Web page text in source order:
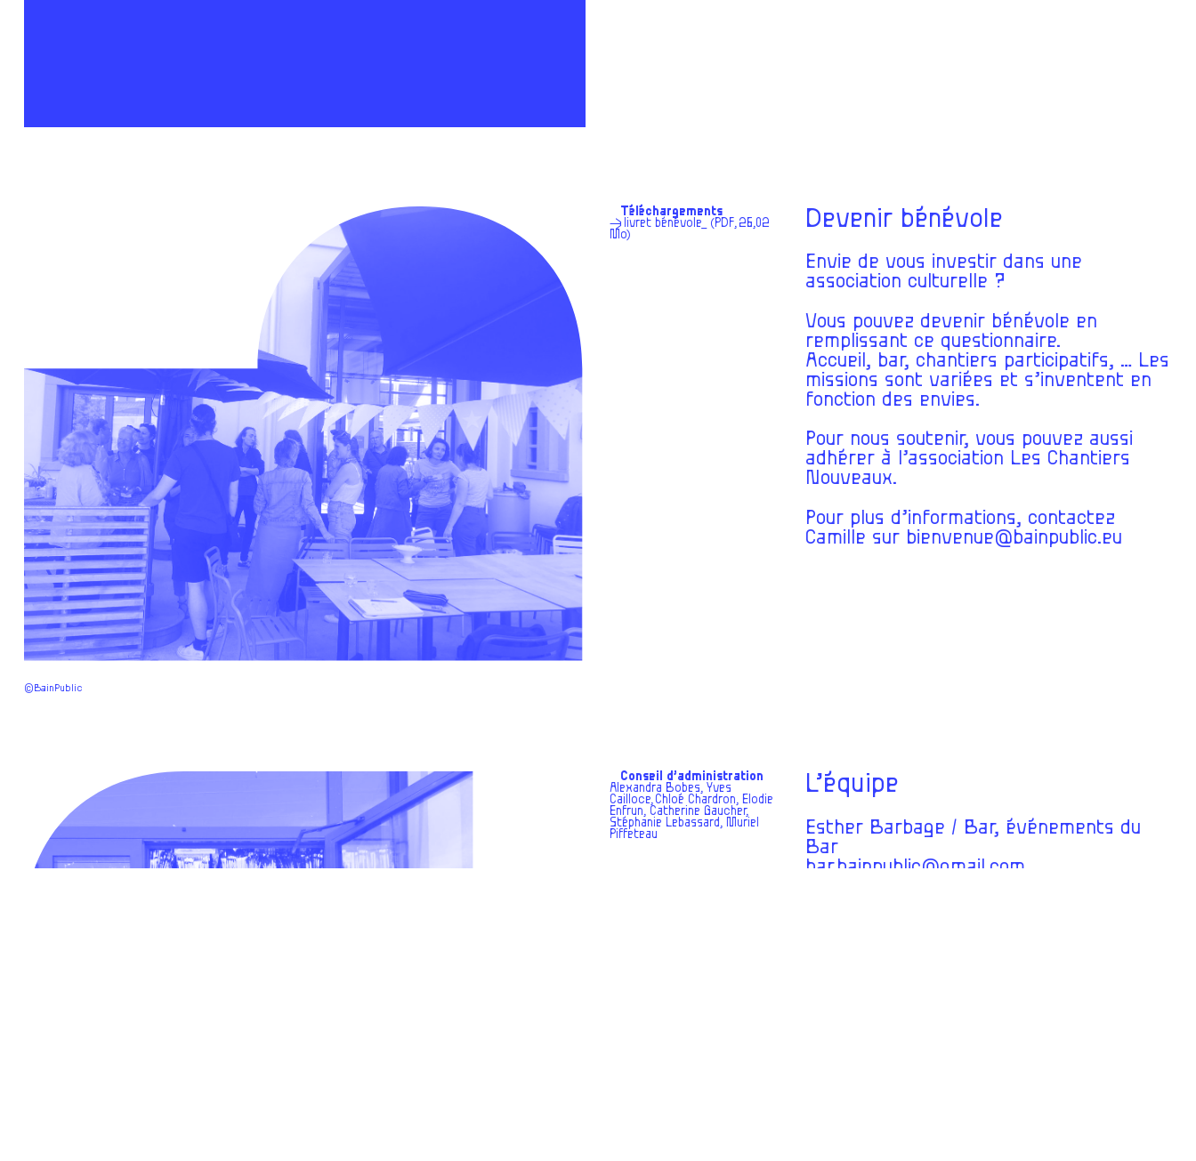
©BainPublic
Téléchargements
→ livret bénévole_ (PDF , 26,02
Mo)
Devenir bénévole
Envie de vous investir dans une
association culturelle ?
Vous pouvez devenir bénévole en
remplissant ce questionnaire.
Accueil, bar, chantiers participatifs, … Les
missions sont variées et s’inventent en
fonction des envies.
Pour nous soutenir, vous pouvez aussi
adhérer à l’association Les Chantiers
Nouveaux.
Pour plus d’informations, contactez
Camille sur bienvenue@bainpublic.eu
Conseil d’administration
Alexandra Bobes, Yves
Cailloce, Chloé Chardron, Elodie
Enfrun, Catherine Gaucher,
Stéphanie Lebassard, Muriel
Piffeteau
L’équipe
Esther Barbage / Bar, événements du
Bar
bar.bainpublic@gmail.com